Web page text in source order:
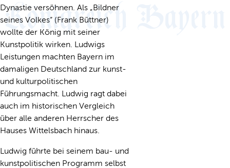
Dynastie versöhnen. Als „Bildner
seines Volkes“ (Frank Büttner)
wollte der König mit seiner
Kunstpolitik wirken. Ludwigs
Leistungen machten Bayern im
damaligen Deutschland zur kunst-
und kulturpolitischen
Führungsmacht. Ludwig ragt dabei
auch im historischen Vergleich
über alle anderen Herrscher des
Hauses Wittelsbach hinaus.
Ludwig führte bei seinem bau- und
kunstpolitischen Programm selbst